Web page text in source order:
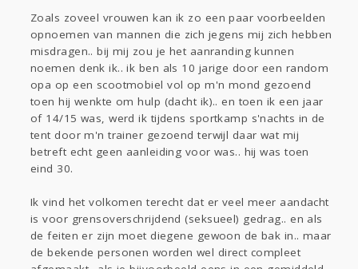
Zoals zoveel vrouwen kan ik zo een paar voorbeelden
opnoemen van mannen die zich jegens mij zich hebben
misdragen.. bij mij zou je het aanranding kunnen
noemen denk ik.. ik ben als 10 jarige door een random
opa op een scootmobiel vol op m'n mond gezoend
toen hij wenkte om hulp (dacht ik).. en toen ik een jaar
of 14/15 was, werd ik tijdens sportkamp s'nachts in de
tent door m'n trainer gezoend terwijl daar wat mij
betreft echt geen aanleiding voor was.. hij was toen
eind 30.
Ik vind het volkomen terecht dat er veel meer aandacht
is voor grensoverschrijdend (seksueel) gedrag.. en als
de feiten er zijn moet diegene gewoon de bak in.. maar
de bekende personen worden wel direct compleet